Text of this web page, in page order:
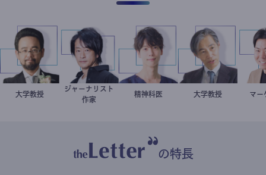
金谷一朗
大学教授 鈴木エイト
ジャーナリスト
作家
藤野智哉
精神科医 加藤忠史
大学教授
の特長